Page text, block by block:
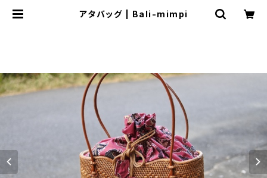
アタバッグ | Bali-mimpi